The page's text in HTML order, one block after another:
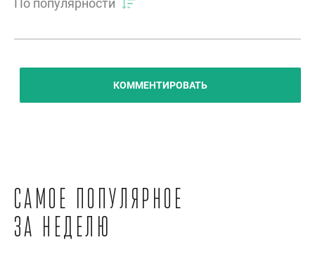
По популярности
КОММЕНТИРОВАТЬ
Самое популярное
за неделю